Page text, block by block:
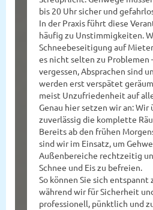
bis 20 Uhr sicher und
In der Praxis führt diese
häufig zu Unstimmigkeiten.
Schneebeseitigung auf
es nicht selten zu Problemen
vergessen, Absprachen sind
werden erst verspätet
meist Unzufriedenheit auf
Genau hier setzen wir an: Wir
zuverlässig die komplette
Bereits ab den frühen
sind wir im Einsatz, um
Außenbereiche rechtzeitig
Schnee und Eis zu befreien.
So können Sie sich entspannt
während wir für Sicherheit
professionell, pünktlich und